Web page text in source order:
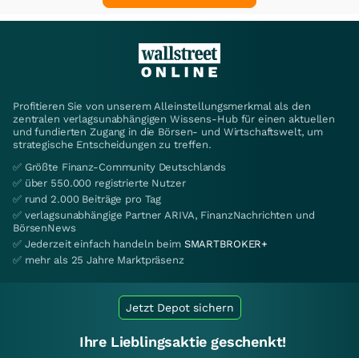
Profitieren Sie von unserem Alleinstellungsmerkmal als den
zentralen verlagsunabhängigen Wissens-Hub für einen aktuellen
und fundierten Zugang in die Börsen- und Wirtschaftswelt, um
strategische Entscheidungen zu treffen.
✅ Größte Finanz-Community Deutschlands
✅ über 550.000 registrierte Nutzer
✅ rund 2.000 Beiträge pro Tag
✅ verlagsunabhängige Partner ARIVA, FinanzNachrichten und
BörsenNews
✅ Jederzeit einfach handeln beim SMARTBROKER+
✅ mehr als 25 Jahre Marktpräsenz
Jetzt Depot sichern
Ihre Lieblingsaktie geschenkt!